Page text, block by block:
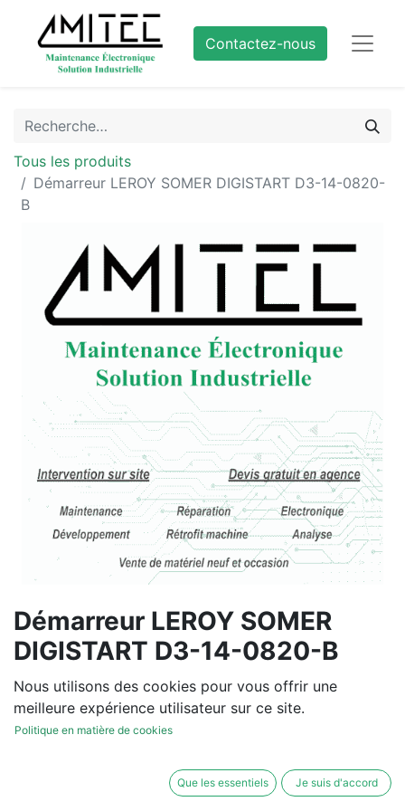
Contactez-nous
Tous les produits
Démarreur LEROY SOMER DIGISTART D3-14-0820-
B
Démarreur LEROY SOMER
DIGISTART D3-14-0820-B
Vous souhaitez un devis de
réparation ou de vente, un
diagnostic sur site?
Contactez-nous
Nous utilisons des cookies pour vous offrir une
meilleure expérience utilisateur sur ce site.
Politique en matière de cookies
Que les essentiels Je suis d'accord